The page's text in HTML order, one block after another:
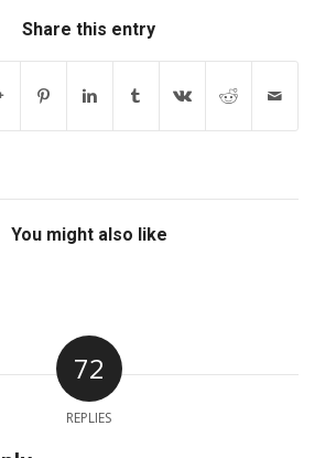
Share this entry
You might also like
72
REPLIES